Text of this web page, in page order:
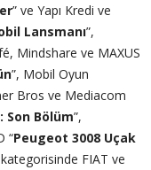
” ve Yapı Kredi ve
Lansmanı”,
Mindshare ve MAXUS
”, Mobil Oyun
Bros ve Mediacom
Son Bölüm”,
“Peugeot 3008 Uçak
FIAT ve